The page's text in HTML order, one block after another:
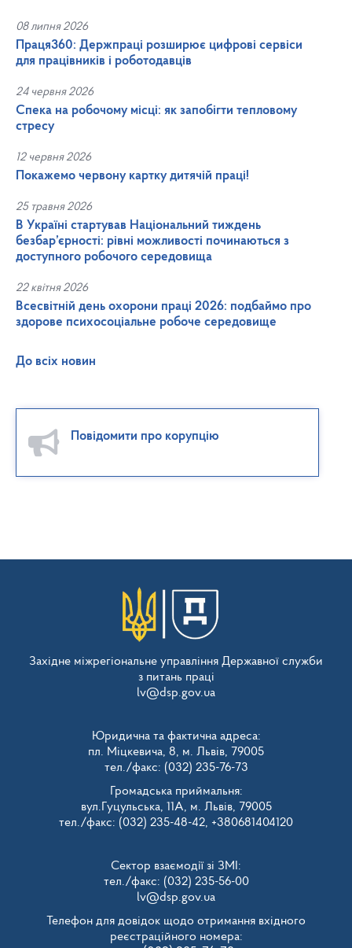
08 липня 2026
Праця360: Держпраці розширює цифрові сервіси
для працівників і роботодавців
24 червня 2026
Спека на робочому місці: як запобігти тепловому
стресу
12 червня 2026
Покажемо червону картку дитячій праці!
25 травня 2026
В Україні стартував Національний тиждень
безбар’єрності: рівні можливості починаються з
доступного робочого середовища
22 квітня 2026
Всесвітній день охорони праці 2026: подбаймо про
здорове психосоціальне робоче середовище
До всіх новин
Повідомити про корупцію
Західне міжрегіональне управління Державної служби
з питань праці
lv@dsp.gov.ua
Юридична та фактична адреса:
пл. Міцкевича, 8, м. Львів, 79005
тел./факс: (032) 235-76-73
Громадська приймальня:
вул.Гуцульська, 11А, м. Львів, 79005
тел./факс: (032) 235-48-42, +380681404120
Сектор взаємодії зі ЗМІ:
тел./факс: (032) 235-56-00
lv@dsp.gov.ua
Телефон для довідок щодо отримання вхідного
реєстраційного номера: